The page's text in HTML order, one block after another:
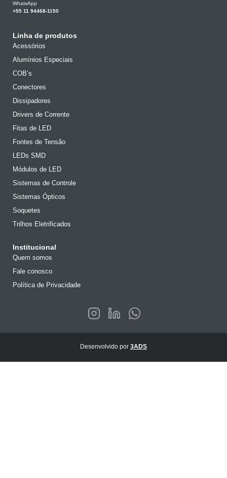
WhatsApp
+55 11 94468-1150
Linha de produtos
Acessórios
Alumínios Especiais
COB’s
Conectores
Dissipadores
Drivers de Corrente
Fitas de LED
Fontes de Tensão
LEDs SMD
Módulos de LED
Sistemas de Controle
Sistemas Ópticos
Soquetes
Trilhos Eletrificados
Institucional
Quem somos
Fale conosco
Política de Privacidade
Desenvolvido por 3ADS